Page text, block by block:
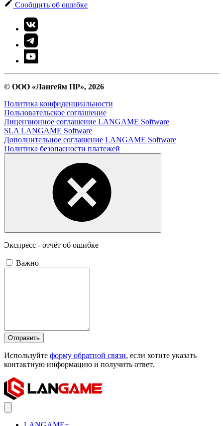
Сообщить об ошибке
© ООО «Лангейм ПР», 2026
Политика конфиденциальности
Пользовательское соглашение
Лицензионное соглашение LANGAME Software
SLA LANGAME Software
Дополнительное соглашение LANGAME Software
Политика безопасности платежей
Экспресс - отчёт об ошибке
Важно
Отправить
Используйте форму обратной связи, если хотите указать
контактную информацию и получить ответ.